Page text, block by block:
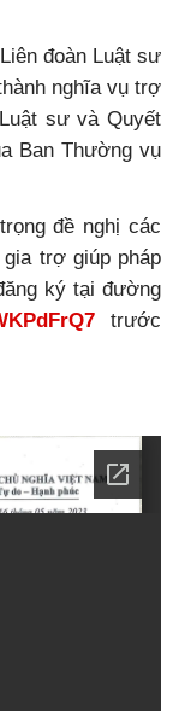
đoàn Luật sư
nghĩa vụ trợ
sư và Quyết
Ban Thường vụ
đề nghị các
trợ giúp pháp
ký tại đường
trước